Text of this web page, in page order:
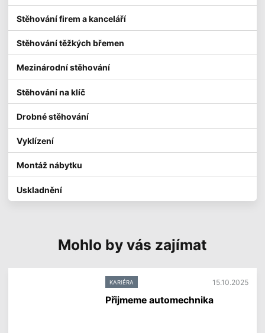
Stěhování firem a kanceláří
Stěhování těžkých břemen
Mezinárodní stěhování
Stěhování na klíč
Drobné stěhování
Vyklízení
Montáž nábytku
Uskladnění
Mohlo by vás zajímat
KARIÉRA 15.10.2025
Přijmeme automechnika